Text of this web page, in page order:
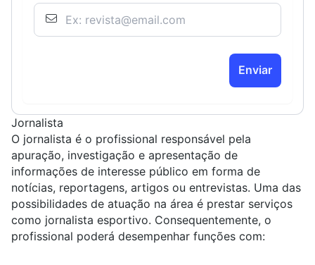
Enviar
Jornalista
O jornalista é o profissional responsável pela
apuração, investigação e apresentação de
informações de interesse público em forma de
notícias, reportagens, artigos ou entrevistas. Uma das
possibilidades de atuação na área é prestar serviços
como jornalista esportivo. Consequentemente, o
profissional poderá desempenhar funções com: